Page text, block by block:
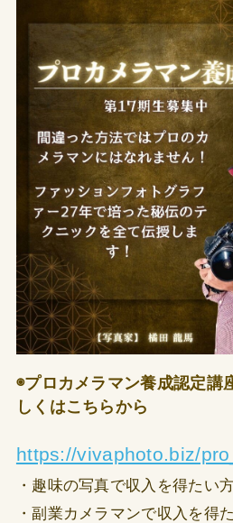
◉プロカメラマン養成認定講
しくはこちらから
https://vivaphoto.biz/
・趣味の写真で収入を得たい
・副業カメラマンで収入を得